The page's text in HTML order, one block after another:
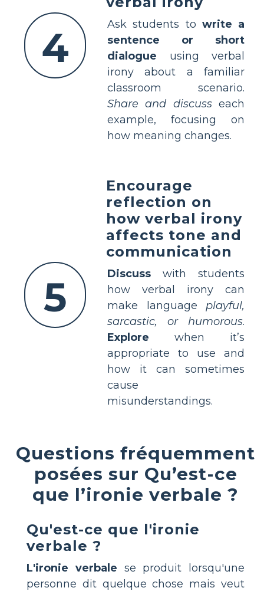
4 Ask students to write a
sentence or short
dialogue using verbal
irony about a familiar
classroom scenario.
Share and discusseach
example, focusing on
how meaning changes.
5
Encourage
reflection on
how verbal irony
affects tone and
communication
Discuss with students
how verbal irony can
make language playful,
sarcastic, or humorous.
Explore when it’s
appropriate to use and
how it can sometimes
cause
misunderstandings.
Questions fréquemment
posées sur Qu’est-ce
que l’ironie verbale ?
Qu'est-ce que l'ironie
verbale ?
L'ironie verbale se produit lorsqu'une
personne dit quelque chose mais veut